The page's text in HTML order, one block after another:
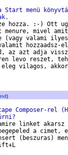
menü
hozza. :-) Ott
menure, mivel
(vagy valami
az azt adja
levo reszet,
eleg vilagos,
)
Composer-rel
linket
a cimet,
(beszuras)